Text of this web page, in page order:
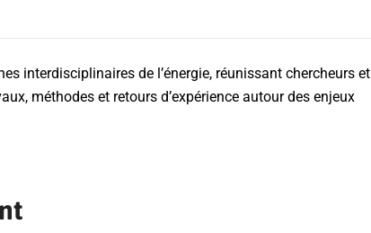
interdisciplinaires de l’énergie, réunissant chercheurs et
méthodes et retours d’expérience autour des enjeux